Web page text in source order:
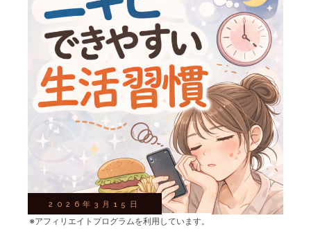
2026年3月15日
※アフィリエイトプログラムを利用しています。